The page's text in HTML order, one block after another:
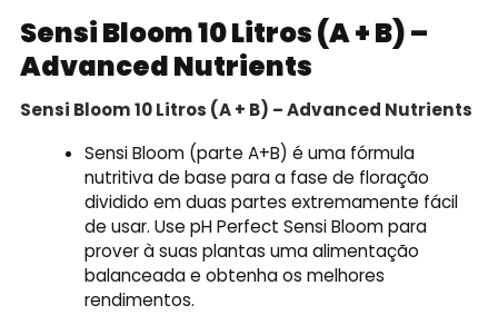
Sensi Bloom 10 Litros (A + B) –
Advanced Nutrients
Sensi Bloom 10 Litros (A + B) – Advanced Nutrients
Sensi Bloom (parte A+B) é uma fórmula
nutritiva de base para a fase de floração
dividido em duas partes extremamente fácil
de usar. Use pH Perfect Sensi Bloom para
prover à suas plantas uma alimentação
balanceada e obtenha os melhores
rendimentos.